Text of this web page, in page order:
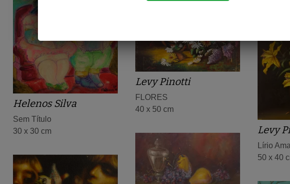
Helenos Silva
Sem Título
30 x 30 cm
Levy Pinotti
FLORES
40 x 50 cm
Levy
Lírio
50 x 40